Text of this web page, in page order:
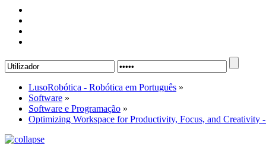
LusoRobótica - Robótica em Português »
Software »
Software e Programação »
Optimizing Workspace for Productivity, Focus, and Creativity